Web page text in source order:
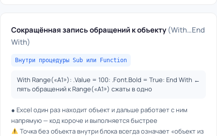
Сокращённая запись обращений к объекту(With…End
With)
Внутри процедуры Sub или Function
With Range(«A1»): .Value = 100: .Font.Bold = True: End With ←
пять обращений к Range(«A1») сжаты в одно
● Excel один раз находит объект и дальше работает с ним
напрямую — код короче и выполняется быстрее
Точка без объекта внутри блока всегда означает «объект из